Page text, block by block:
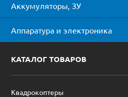
Аккумуляторы, ЗУ
Аппаратура и электроника
КАТАЛОГ ТОВАРОВ
Квадрокоптеры